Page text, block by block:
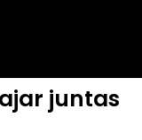
juntas